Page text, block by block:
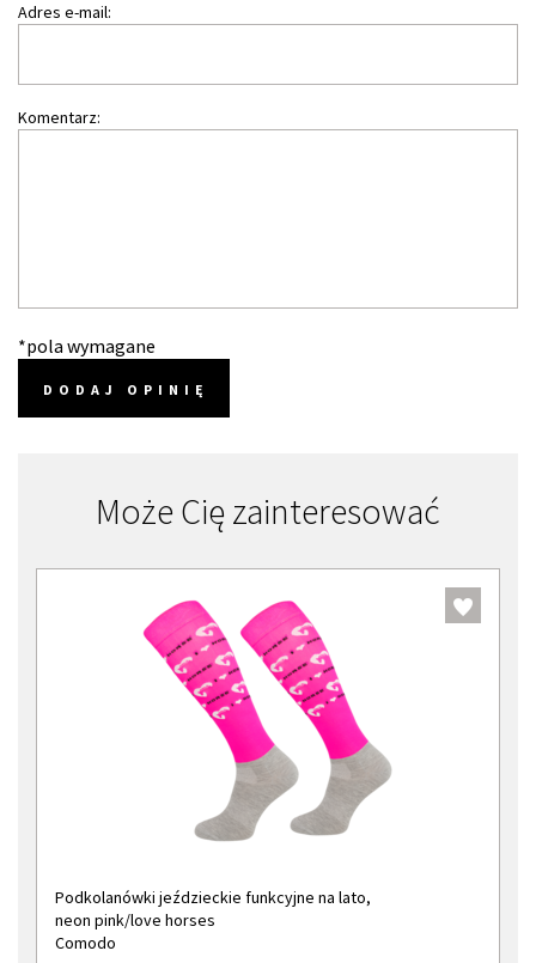
Adres e-mail:
Komentarz:
*pola wymagane
DODAJ OPINIĘ
Może Cię zainteresować
Podkolanówki jeździeckie funkcyjne na lato,
neon pink/love horses
Comodo